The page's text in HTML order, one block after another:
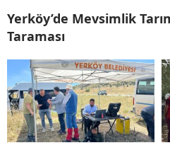
Yerköy’de Mevsimlik
Taraması